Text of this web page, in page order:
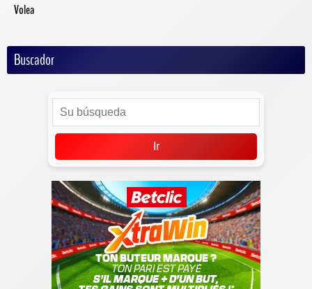
Volea
Buscador
Ir